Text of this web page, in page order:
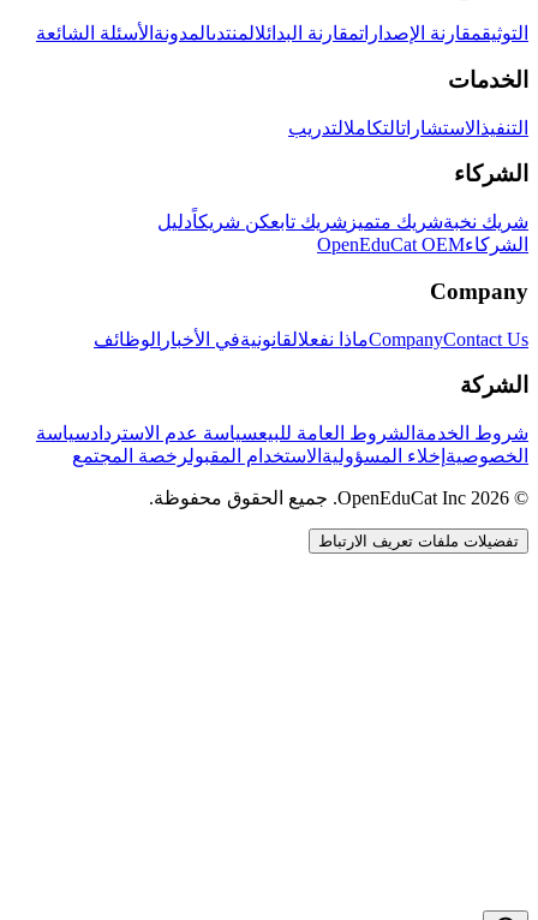
التوثيقمقارنة الإصداراتمقارنة البدائلالمنتدىالمدونة الأسئلة الشائعة
الخدمات
التنفيذ الاستشاراتالتكاملالتدريب
الشركاء
شريك نخبةشريك متميز شريك تابعكن شريكاًدليل
الشركاءOpenEduCat OEM
Company
CompanyContact Us ماذا نفعلالقانونيةفي الأخبار الوظائف
الشركة
شروط الخدمة الشروط العامة للبيعسياسة عدم الاستردادسياسة
الخصوصية إخلاء المسؤولية الاستخدام المقبولرخصة المجتمع
© 2026 OpenEduCat Inc. جميع الحقوق محفوظة.
تفضيلات ملفات تعريف الارتباط